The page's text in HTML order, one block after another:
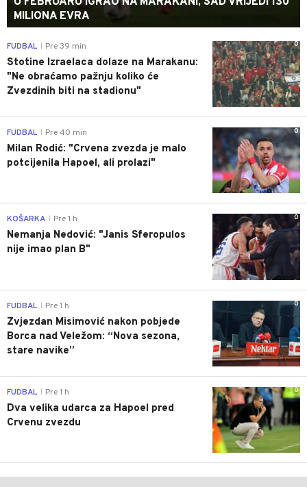
MILIONA EVRA
0
FUDBAL Pre 39 min
Stotine Izraelaca dolaze na Marakanu:
"Ne obraćamo pažnju koliko će
Zvezdinih biti na stadionu"
0
FUDBAL Pre 40 min
Milan Rodić: "Crvena zvezda je malo
potcijenila Hapoel, ali prolazi"
0
KOŠARKA Pre 1 h
Nemanja Nedović: "Janis Sferopulos
nije imao plan B"
0
FUDBAL Pre 1 h
Zvjezdan Misimović nakon pobjede
Borca nad Veležom: “Nova sezona,
stare navike”
0
FUDBAL Pre 1 h
Dva velika udarca za Hapoel pred
Crvenu zvezdu